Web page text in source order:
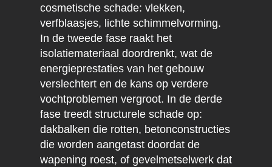
cosmetische schade: vlekken,
verfblaasjes, lichte schimmelvorming.
In de tweede fase raakt het
isolatiemateriaal doordrenkt, wat de
energieprestaties van het gebouw
verslechtert en de kans op verdere
vochtproblemen vergroot. In de derde
fase treedt structurele schade op:
dakbalken die rotten, betonconstructies
die worden aangetast doordat de
wapening roest, of gevelmetselwerk dat